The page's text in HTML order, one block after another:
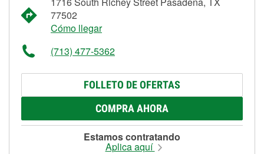
77502
Cómo llegar
(713) 477-5362
FOLLETO DE OFERTAS
COMPRA AHORA
Estamos contratando
Aplica aquí